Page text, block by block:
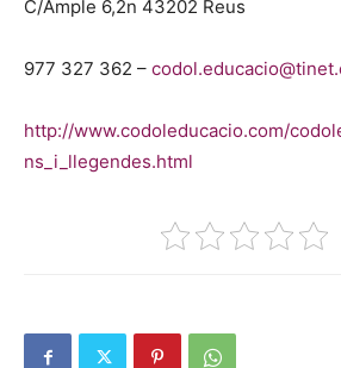
C/Ample 6,2n 43202 Reus
977 327 362 –
http://www.codoleducacio.com/
ns_i_llegendes.html